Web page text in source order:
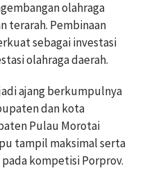
olahraga
terarah. Pembinaan
sebagai investasi
olahraga daerah.
ajang berkumpulnya
dan kota
Pulau Morotai
tampil maksimal serta
kompetisi Porprov.